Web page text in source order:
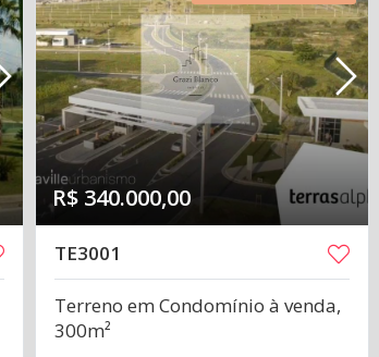
R$ 340.000,00
TE3001
Terreno em Condomínio à venda,
300m²